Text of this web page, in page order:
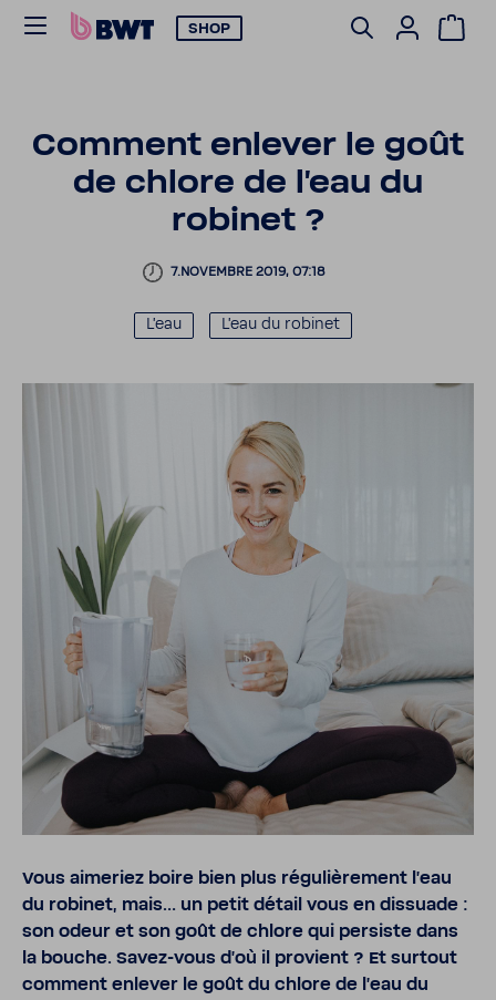
SHOP
Comment enlever le goût
de chlore de l'eau du
robinet ?
7.NOVEMBRE 2019, 07:18
L'eau L'eau du robinet
Vous aime­riez boire bien plus régu­liè­re­ment l’eau
du robinet, mais… un petit détail vous en dissuade :
son odeur et son goût de chlore qui persiste dans
la bouche. Savez-​vous d’où il provient ? Et surtout
comment enlever le goût du chlore de l’eau du